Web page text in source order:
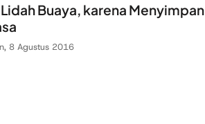
Buaya, karena Menyimpan
8 Agustus 2016